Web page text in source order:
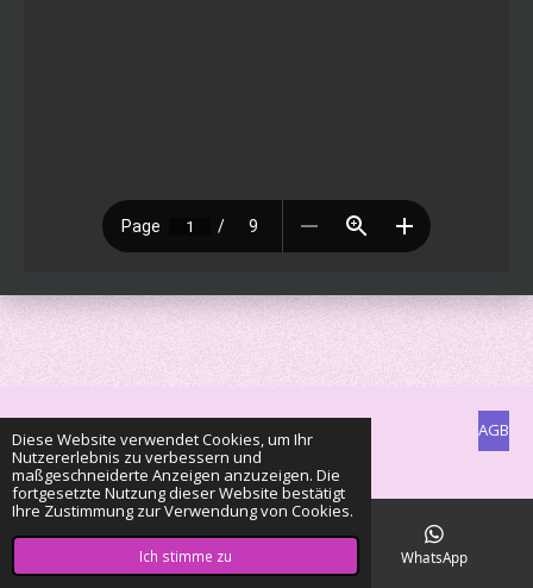
Diese Website verwendet Cookies, um Ihr
Nutzererlebnis zu verbessern und
maßgeschneiderte Anzeigen anzuzeigen. Die
fortgesetzte Nutzung dieser Website bestätigt
Ihre Zustimmung zur Verwendung von Cookies.
Ich stimme zu
AGB
© 2022 - 2026 Clan of Color Mouse
WhatsApp